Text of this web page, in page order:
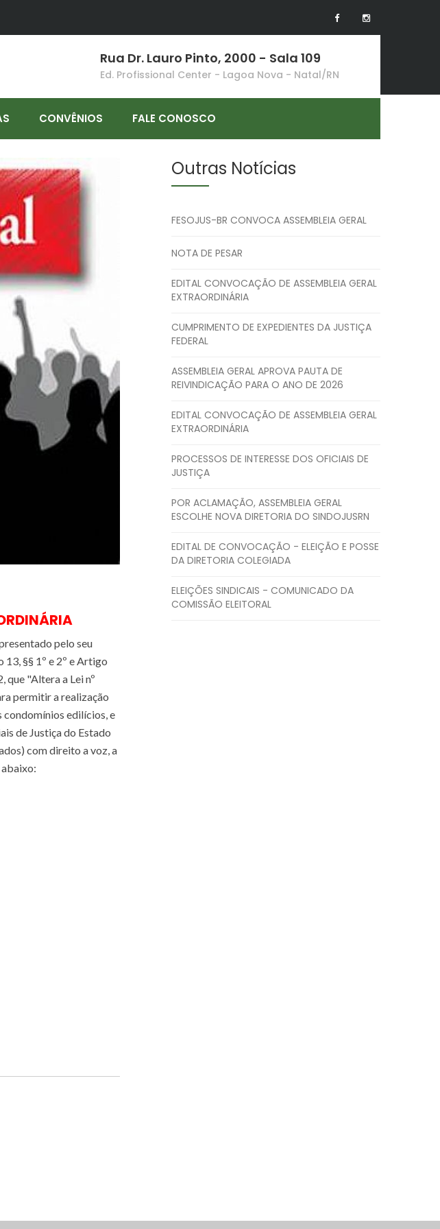
Rua Dr. Lauro Pinto, 2000 - Sala 109
Ed. Profissional Center - Lagoa Nova - Natal/RN
CONVÊNIOS FALE CONOSCO
pelo seu
§§ 1º e 2º e Artigo
que "Altera a Lei nº
permitir a realização
condomínios edilícios, e
de Justiça do Estado
com direito a voz, a
Outras Notícias
FESOJUS-BR CONVOCA ASSEMBLEIA GERAL
NOTA DE PESAR
EDITAL CONVOCAÇÃO DE ASSEMBLEIA GERAL
EXTRAORDINÁRIA
CUMPRIMENTO DE EXPEDIENTES DA JUSTIÇA
FEDERAL
ASSEMBLEIA GERAL APROVA PAUTA DE
REIVINDICAÇÃO PARA O ANO DE 2026
EDITAL CONVOCAÇÃO DE ASSEMBLEIA GERAL
EXTRAORDINÁRIA
PROCESSOS DE INTERESSE DOS OFICIAIS DE
JUSTIÇA
POR ACLAMAÇÃO, ASSEMBLEIA GERAL
ESCOLHE NOVA DIRETORIA DO SINDOJUSRN
EDITAL DE CONVOCAÇÃO - ELEIÇÃO E POSSE
DA DIRETORIA COLEGIADA
ELEIÇÕES SINDICAIS - COMUNICADO DA
COMISSÃO ELEITORAL